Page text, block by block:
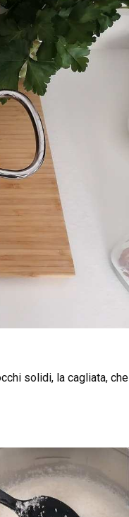
solidi, la cagliata, che